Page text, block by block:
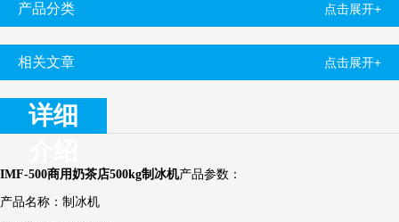
产品分类 点击展开+
相关文章 点击展开+
详细
IMF-500商用奶茶店500kg制冰机产品参数：
产品名称：制冰机